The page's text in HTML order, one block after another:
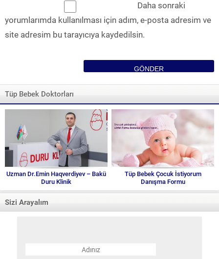
Daha sonraki
yorumlarımda kullanılması için adım, e-posta adresim ve
site adresim bu tarayıcıya kaydedilsin.
Tüp Bebek Doktorları
Uzman Dr.Emin Haqverdiyev – Bakü
Duru Klinik
Tüp Bebek Çocuk İstiyorum
Danışma Formu
Sizi Arayalım